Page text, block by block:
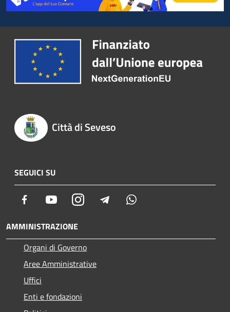
Città di Seveso
SEGUICI SU
Facebook YoutubeInstagram Telegram
AMMINISTRAZIONE
Organi di Governo
Aree Amministrative
Uffici
Enti e fondazioni